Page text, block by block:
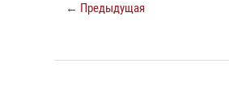
← Предыдущая